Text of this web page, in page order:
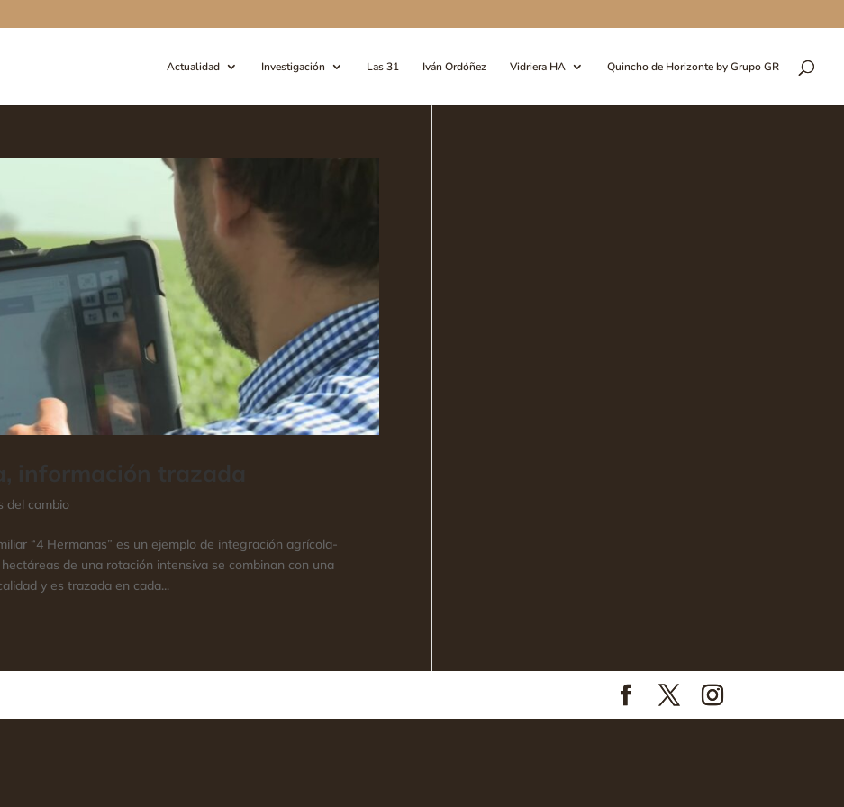
Actualidad Investigación Las 31 Iván Ordóñez Vidriera HA Quincho de Horizonte by Grupo GR
del cambio
“4 Hermanas” es un ejemplo de integración agrícola-
de una rotación intensiva se combinan con una
y es trazada en cada...